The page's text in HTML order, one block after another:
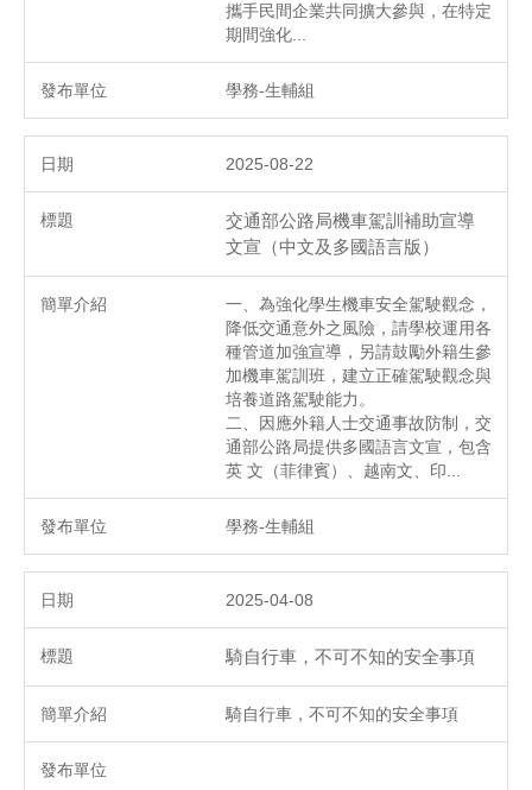
攜手民間企業共同擴大參與，在特定
期間強化...
學務-生輔組
2025-08-22
交通部公路局機車駕訓補助宣導
文宣（中文及多國語言版）
一、為強化學生機車安全駕駛觀念，
降低交通意外之風險，請學校運用各
種管道加強宣導，另請鼓勵外籍生參
加機車駕訓班，建立正確駕駛觀念與
培養道路駕駛能力。
二、因應外籍人士交通事故防制，交
通部公路局提供多國語言文宣，包含
英 文（菲律賓）、越南文、印...
學務-生輔組
2025-04-08
騎自行車，不可不知的安全事項
騎自行車，不可不知的安全事項